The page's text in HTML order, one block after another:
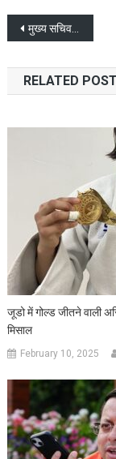
Post
मुख्य सचिव ने जनजाति प्रमाण पत्र उपलब्ध करवाने के निर्देश दिए
RELATED
जूडो में गोल्ड जीतने वाली
मिसाल
February 10, 2025